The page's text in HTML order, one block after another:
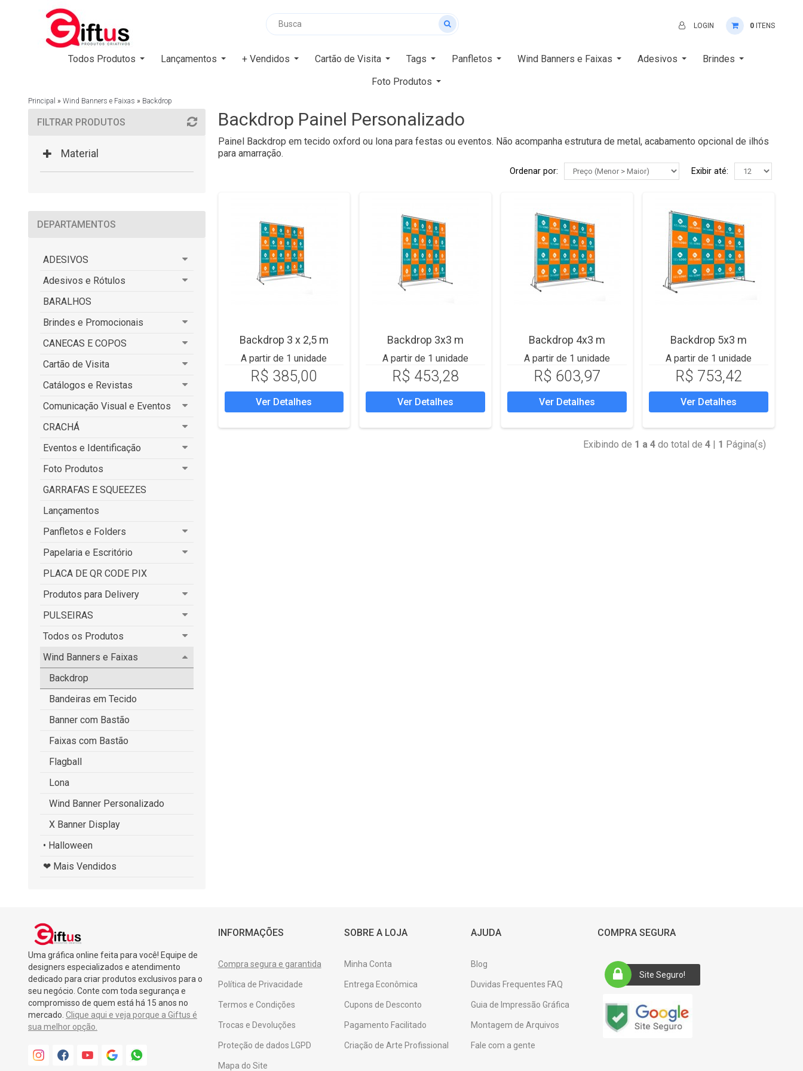
LOGIN 0 ITENS
Todos Produtos Lançamentos + Vendidos Cartão de Visita Tags Panfletos Wind Banners e Faixas Adesivos
Brindes
Foto Produtos
Principal » Wind Banners e Faixas » Backdrop
FILTRAR PRODUTOS
Material
DEPARTAMENTOS
ADESIVOS
Adesivos e Rótulos
BARALHOS
Brindes e Promocionais
CANECAS E COPOS
Cartão de Visita
Catálogos e Revistas
Comunicação Visual e Eventos
CRACHÁ
Eventos e Identificação
Foto Produtos
GARRAFAS E SQUEEZES
Lançamentos
Panfletos e Folders
Papelaria e Escritório
PLACA DE QR CODE PIX
Produtos para Delivery
PULSEIRAS
Todos os Produtos
Wind Banners e Faixas
Backdrop
Bandeiras em Tecido
Banner com Bastão
Faixas com Bastão
Flagball
Lona
Wind Banner Personalizado
X Banner Display
• Halloween
❤ Mais Vendidos
Backdrop Painel Personalizado
Painel Backdrop em tecido oxford ou lona para festas ou eventos. Não acompanha estrutura de metal, acabamento opcional de ilhós
para amarração.
Ordenar por: Exibir até:
Backdrop 3 x 2,5 m
A partir de 1 unidade
R$ 385,00
Ver Detalhes
Backdrop 3x3 m
A partir de 1 unidade
R$ 453,28
Ver Detalhes
Backdrop 4x3 m
A partir de 1 unidade
R$ 603,97
Ver Detalhes
Backdrop 5x3 m
A partir de 1 unidade
R$ 753,42
Ver Detalhes
Exibindo de 1 a 4do total de 4| 1 Página(s)
Uma gráfica online feita para você! Equipe de
designers especializados e atendimento
dedicado para criar produtos exclusivos para o
seu negócio. Conte com toda segurança e
compromisso de quem está há 15 anos no
mercado. Clique aqui e veja porque a Giftus é
sua melhor opção.
INFORMAÇÕES
Compra segura e garantida
Política de Privacidade
Termos e Condições
Trocas e Devoluções
Proteção de dados LGPD
Mapa do Site
SOBRE A LOJA
Minha Conta
Entrega Econômica
Cupons de Desconto
Pagamento Facilitado
Criação de Arte Profissional
AJUDA
Blog
Duvidas Frequentes FAQ
Guia de Impressão Gráfica
Montagem de Arquivos
Fale com a gente
COMPRA SEGURA
Site Seguro!